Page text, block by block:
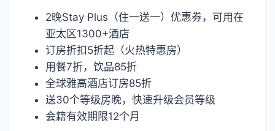
2晚Stay Plus（住一送一）优惠券，可用在
亚太区1300+酒店
订房折扣5折起（火热特惠房）
用餐7折，饮品85折
全球雅高酒店订房85折
送30个等级房晚，快速升级会员等级
会籍有效期限12个月